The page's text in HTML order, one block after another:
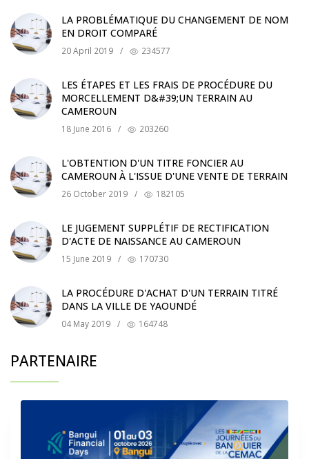
LA PROBLÉMATIQUE DU CHANGEMENT DE NOM
EN DROIT COMPARÉ
20 April 2019 / 234577
LES ÉTAPES ET LES FRAIS DE PROCÉDURE DU
MORCELLEMENT D&#39;UN TERRAIN AU
CAMEROUN
18 June 2016 / 203260
L'OBTENTION D'UN TITRE FONCIER AU
CAMEROUN À L'ISSUE D'UNE VENTE DE TERRAIN
26 October 2019 / 182105
LE JUGEMENT SUPPLÉTIF DE RECTIFICATION
D'ACTE DE NAISSANCE AU CAMEROUN
15 June 2019 / 170730
LA PROCÉDURE D'ACHAT D'UN TERRAIN TITRÉ
DANS LA VILLE DE YAOUNDÉ
04 May 2019 / 164748
PARTENAIRE